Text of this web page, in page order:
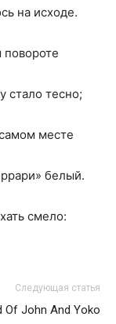
на исходе.
стало тесно;
месте
белый.
смело:
Следующая статья
Of John And Yoko